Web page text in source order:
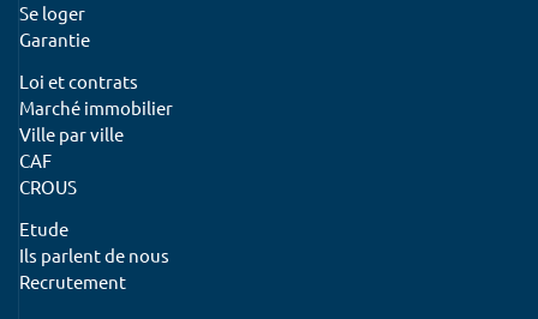
Se loger
Garantie
Loi et contrats
Marché immobilier
Ville par ville
CAF
CROUS
Etude
Ils parlent de nous
Recrutement